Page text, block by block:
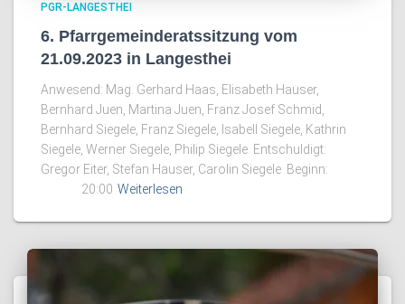
PGR-LANGESTHEI
6. Pfarrgemeinderatssitzung vom
21.09.2023 in Langesthei
Anwesend: Mag. Gerhard Haas, Elisabeth Hauser,
Bernhard Juen, Martina Juen, Franz Josef Schmid,
Bernhard Siegele, Franz Siegele, Isabell Siegele, Kathrin
Siegele, Werner Siegele, Philip Siegele Entschuldigt:
Gregor Eiter, Stefan Hauser, Carolin Siegele Beginn:
20:00 Weiterlesen